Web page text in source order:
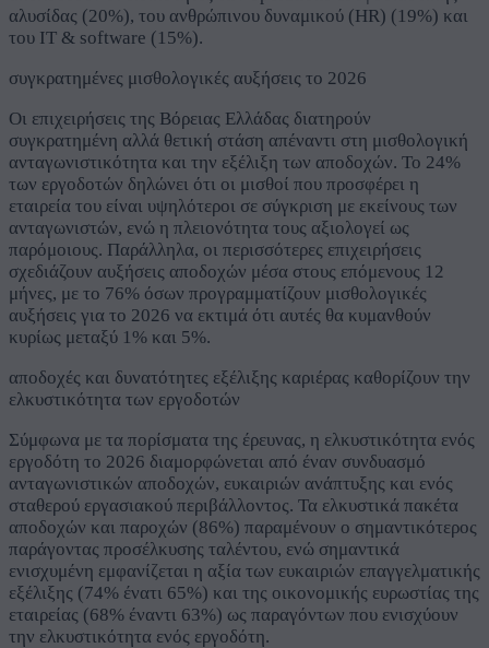
αλυσίδας (20%), του ανθρώπινου δυναμικού (HR) (19%) και
του IT & software (15%).
συγκρατημένες μισθολογικές αυξήσεις το 2026
Οι επιχειρήσεις της Βόρειας Ελλάδας διατηρούν
συγκρατημένη αλλά θετική στάση απέναντι στη μισθολογική
ανταγωνιστικότητα και την εξέλιξη των αποδοχών. Το 24%
των εργοδοτών δηλώνει ότι οι μισθοί που προσφέρει η
εταιρεία του είναι υψηλότεροι σε σύγκριση με εκείνους των
ανταγωνιστών, ενώ η πλειονότητα τους αξιολογεί ως
παρόμοιους. Παράλληλα, οι περισσότερες επιχειρήσεις
σχεδιάζουν αυξήσεις αποδοχών μέσα στους επόμενους 12
μήνες, με το 76% όσων προγραμματίζουν μισθολογικές
αυξήσεις για το 2026 να εκτιμά ότι αυτές θα κυμανθούν
κυρίως μεταξύ 1% και 5%.
αποδοχές και δυνατότητες εξέλιξης καριέρας καθορίζουν την
ελκυστικότητα των εργοδοτών
Σύμφωνα με τα πορίσματα της έρευνας, η ελκυστικότητα ενός
εργοδότη το 2026 διαμορφώνεται από έναν συνδυασμό
ανταγωνιστικών αποδοχών, ευκαιριών ανάπτυξης και ενός
σταθερού εργασιακού περιβάλλοντος. Τα ελκυστικά πακέτα
αποδοχών και παροχών (86%) παραμένουν ο σημαντικότερος
παράγοντας προσέλκυσης ταλέντου, ενώ σημαντικά
ενισχυμένη εμφανίζεται η αξία των ευκαιριών επαγγελματικής
εξέλιξης (74% ένατι 65%) και της οικονομικής ευρωστίας της
εταιρείας (68% έναντι 63%) ως παραγόντων που ενισχύουν
την ελκυστικότητα ενός εργοδότη.